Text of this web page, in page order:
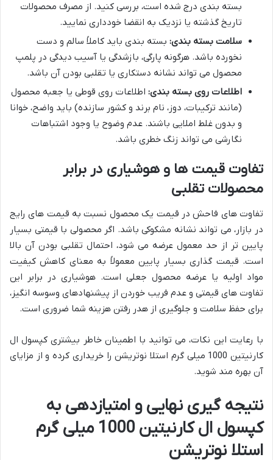
بسته بندی درج شده است، بررسی کنید. از مصرف محصولات
تاریخ گذشته یا نزدیک به انقضا خودداری نمایید.
سلامت بسته بندی: بسته بندی باید کاملاً سالم و دست
نخورده باشد. هرگونه پارگی، بازشدگی یا آسیب دیدگی در پلمپ
محصول می تواند نشانه دستکاری یا تقلبی بودن آن باشد.
اطلاعات روی بسته بندی: اطلاعات روی قوطی یا جعبه محصول
(مانند ترکیبات، دوز، نام برند و کشور سازنده) باید واضح، خوانا
و بدون غلط املایی باشند. عدم وضوح یا وجود اشتباهات
نگارشی می تواند زنگ خطری باشد.
تفاوت قیمت ها و هوشیاری در برابر
محصولات تقلبی
تفاوت های فاحش در قیمت یک محصول نسبت به قیمت های رایج
در بازار، می تواند نشانه مشکوکی باشد. اگر محصولی با قیمتی بسیار
پایین تر از حد معمول عرضه می شود، احتمال تقلبی بودن آن بالا
است. قیمت گذاری بسیار پایین معمولاً به معنای کاهش کیفیت
مواد اولیه یا عرضه محصول جعلی است. هوشیاری در برابر این
تفاوت های قیمتی و عدم فریب خوردن از پیشنهادهای وسوسه انگیز،
برای حفظ سلامت و جلوگیری از هدر رفتن هزینه شما ضروری است.
با رعایت این نکات، می توانید با اطمینان خاطر بیشتری کپسول ال
کارنیتین 1000 میلی گرم استلا نوتریشن را خریداری کرده و از مزایای
آن بهره مند شوید.
نتیجه گیری نهایی و امتیازدهی به
کپسول ال کارنیتین 1000 میلی گرم
استلا نوتریشن